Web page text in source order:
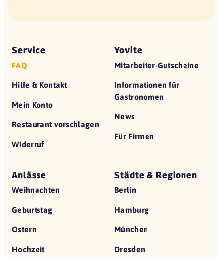
Service
FAQ
Hilfe & Kontakt
Mein Konto
Restaurant vorschlagen
Widerruf
Yovite
Mitarbeiter-Gutscheine
Informationen für
Gastronomen
News
Für Firmen
Anlässe
Weihnachten
Geburtstag
Ostern
Hochzeit
Städte & Regionen
Berlin
Hamburg
München
Dresden